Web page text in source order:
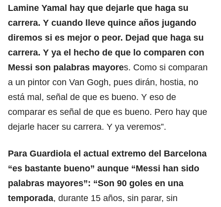
Lamine Yamal hay que dejarle que haga su
carrera. Y cuando lleve quince años jugando
diremos si es mejor o peor. Dejad que haga su
carrera. Y ya el hecho de que lo comparen con
Messi son palabras mayores. Como si comparan
a un pintor con Van Gogh, pues dirán, hostia, no
está mal, señal de que es bueno. Y eso de
comparar es señal de que es bueno. Pero hay que
dejarle hacer su carrera. Y ya veremos”.
Para Guardiola el actual extremo del Barcelona
“es bastante bueno” aunque “Messi han sido
palabras mayores”: “Son 90 goles en una
temporada, durante 15 años, sin parar, sin